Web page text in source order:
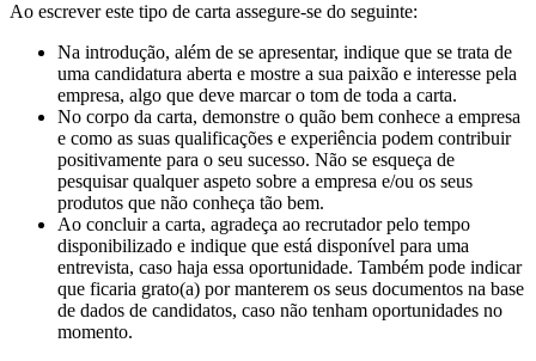
Ao escrever este tipo de carta assegure-se do seguinte:
Na introdução, além de se apresentar, indique que se trata de
uma candidatura aberta e mostre a sua paixão e interesse pela
empresa, algo que deve marcar o tom de toda a carta.
No corpo da carta, demonstre o quão bem conhece a empresa
e como as suas qualificações e experiência podem contribuir
positivamente para o seu sucesso. Não se esqueça de
pesquisar qualquer aspeto sobre a empresa e/ou os seus
produtos que não conheça tão bem.
Ao concluir a carta, agradeça ao recrutador pelo tempo
disponibilizado e indique que está disponível para uma
entrevista, caso haja essa oportunidade. Também pode indicar
que ficaria grato(a) por manterem os seus documentos na base
de dados de candidatos, caso não tenham oportunidades no
momento.